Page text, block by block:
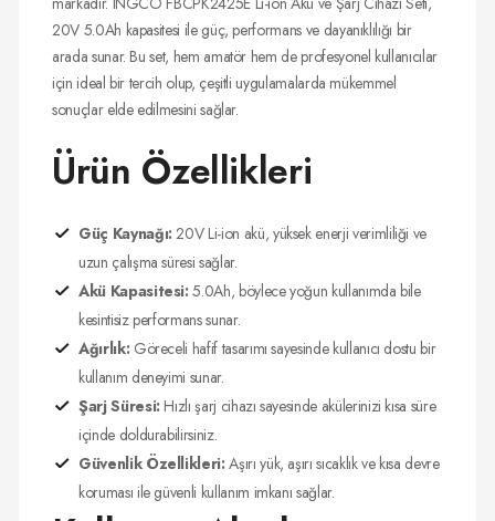
20V 5.0Ah kapasitesi ile güç, performans ve dayanıklılığı bir
arada sunar. Bu set, hem amatör hem de profesyonel kullanıcılar
için ideal bir tercih olup, çeşitli uygulamalarda mükemmel
sonuçlar elde edilmesini sağlar.
Ürün Özellikleri
Güç Kaynağı: 20V Li-ion akü, yüksek enerji verimliliği ve
uzun çalışma süresi sağlar.
Akü Kapasitesi: 5.0Ah, böylece yoğun kullanımda bile
kesintisiz performans sunar.
Ağırlık: Göreceli hafif tasarımı sayesinde kullanıcı dostu bir
kullanım deneyimi sunar.
Şarj Süresi: Hızlı şarj cihazı sayesinde akülerinizi kısa süre
içinde doldurabilirsiniz.
Güvenlik Özellikleri: Aşırı yük, aşırı sıcaklık ve kısa devre
koruması ile güvenli kullanım imkanı sağlar.